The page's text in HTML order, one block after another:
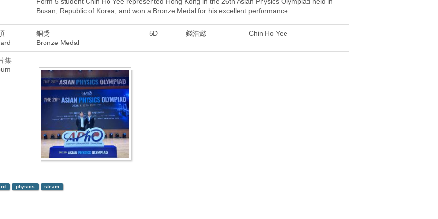
Form 5 student Chin Ho Yee represented Hong Kong in the 26th Asian Physics Olympiad held in
Busan, Republic of Korea, and won a Bronze Medal for his excellent performance.
銅獎
Bronze Medal
5D 錢浩懿 Chin Ho Yee
集
physics steam